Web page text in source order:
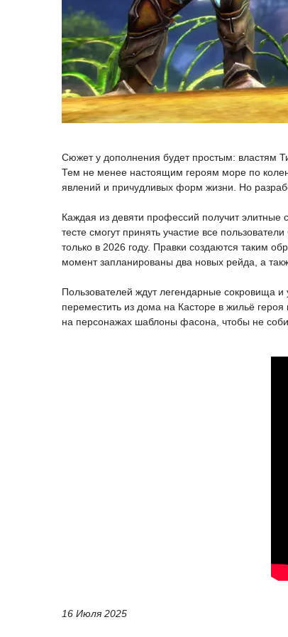
Сюжет у дополнения будет простым: властям
Тем не менее настоящим героям море по
явлений и причудливых форм жизни. Но
Каждая из девяти профессий получит элитные
тесте смогут принять участие все
только в 2026 году. Правки создаются таким
момент запланированы два новых рейда, а
Пользователей ждут легендарные сокровища
переместить из дома на Касторе в жильё
на персонажах шаблоны фасона, чтобы не
16 Июля 2025